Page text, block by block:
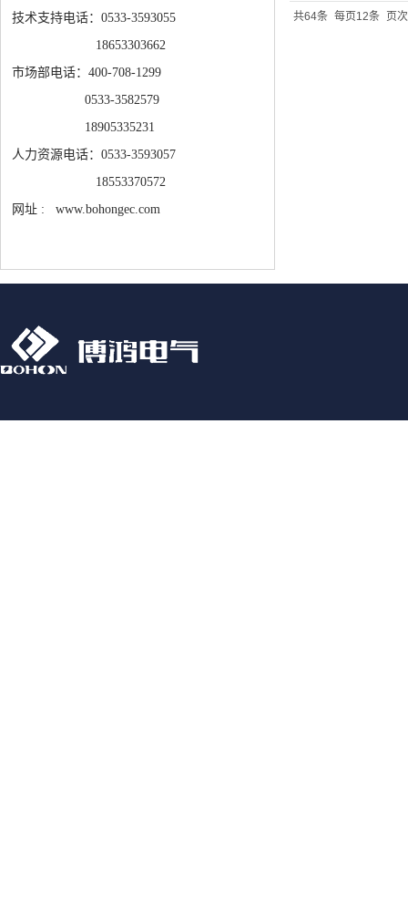
技术支持电话：0533-3593055
18653303662
市场部电话：400-708-1299
0533-3582579
18905335231
人力资源电话：0533-3593057
18553370572
网址 : www.bohongec.com
共64条 每页12条 页